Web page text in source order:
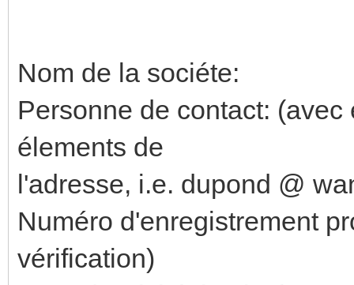
Nom de la sociéte:
Personne de contact:
élements de
l'adresse, i.e. dupond @
Numéro d'enregistrement
vérification)